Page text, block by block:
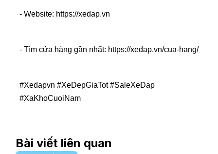
- Website: https://xedap.vn
- Tìm cửa hàng gần nhất: https://xedap.vn/cua-hang/
#Xedapvn #XeDepGiaTot #SaleXeDap
#XaKhoCuoiNam
Bài viết liên quan